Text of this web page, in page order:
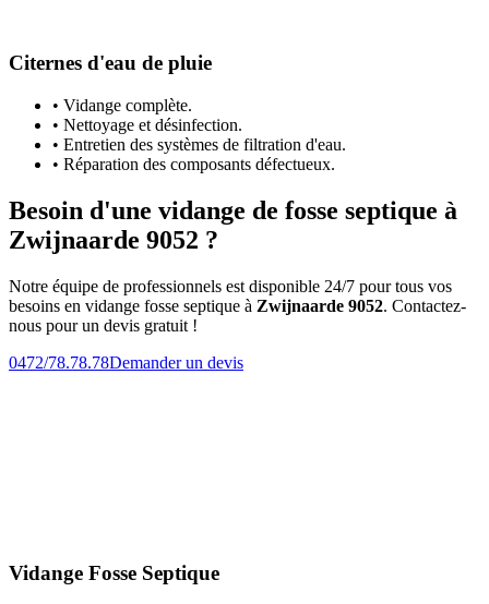
Citernes d'eau de pluie
• Vidange complète.
• Nettoyage et désinfection.
• Entretien des systèmes de filtration d'eau.
• Réparation des composants défectueux.
Besoin d'une vidange de fosse septique à
Zwijnaarde 9052 ?
Notre équipe de professionnels est disponible 24/7 pour tous vos
besoins en vidange fosse septique à Zwijnaarde 9052. Contactez-
nous pour un devis gratuit !
0472/78.78.78Demander un devis
Vidange Fosse Septique